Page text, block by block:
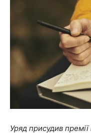
Уряд присудив премії